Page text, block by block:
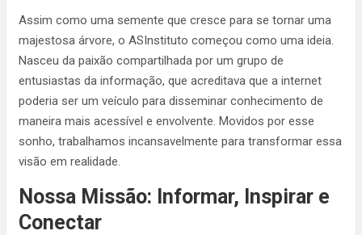
Assim como uma semente que cresce para se tornar uma
majestosa árvore, o ASInstituto começou como uma ideia.
Nasceu da paixão compartilhada por um grupo de
entusiastas da informação, que acreditava que a internet
poderia ser um veículo para disseminar conhecimento de
maneira mais acessível e envolvente. Movidos por esse
sonho, trabalhamos incansavelmente para transformar essa
visão em realidade.
Nossa Missão: Informar, Inspirar e
Conectar